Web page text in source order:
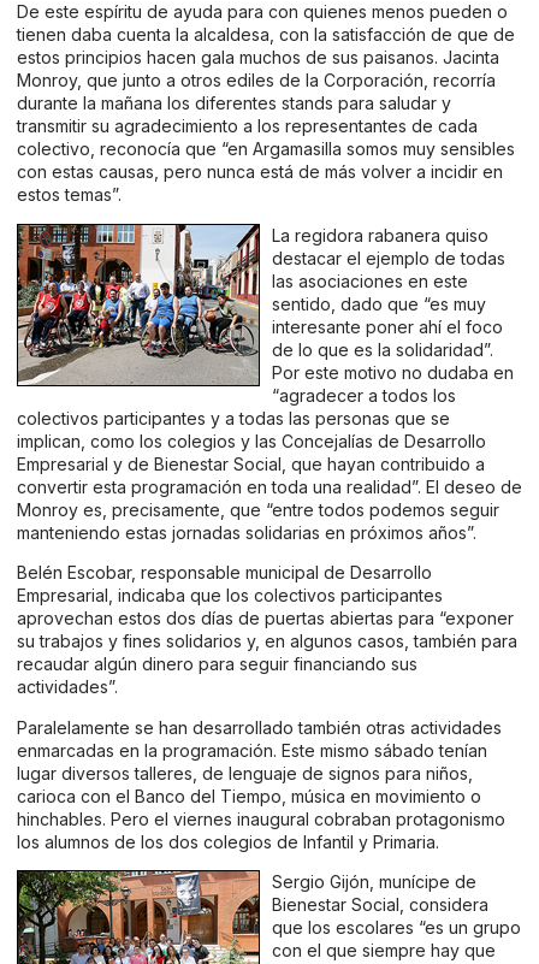
De este espíritu de ayuda para con quienes menos pueden o
tienen daba cuenta la alcaldesa, con la satisfacción de que de
estos principios hacen gala muchos de sus paisanos. Jacinta
Monroy, que junto a otros ediles de la Corporación, recorría
durante la mañana los diferentes stands para saludar y
transmitir su agradecimiento a los representantes de cada
colectivo, reconocía que “en Argamasilla somos muy sensibles
con estas causas, pero nunca está de más volver a incidir en
estos temas”.
La regidora rabanera quiso
destacar el ejemplo de todas
las asociaciones en este
sentido, dado que “es muy
interesante poner ahí el foco
de lo que es la solidaridad”.
Por este motivo no dudaba en
“agradecer a todos los
colectivos participantes y a todas las personas que se
implican, como los colegios y las Concejalías de Desarrollo
Empresarial y de Bienestar Social, que hayan contribuido a
convertir esta programación en toda una realidad”. El deseo de
Monroy es, precisamente, que “entre todos podemos seguir
manteniendo estas jornadas solidarias en próximos años”.
Belén Escobar, responsable municipal de Desarrollo
Empresarial, indicaba que los colectivos participantes
aprovechan estos dos días de puertas abiertas para “exponer
su trabajos y fines solidarios y, en algunos casos, también para
recaudar algún dinero para seguir financiando sus
actividades”.
Paralelamente se han desarrollado también otras actividades
enmarcadas en la programación. Este mismo sábado tenían
lugar diversos talleres, de lenguaje de signos para niños,
carioca con el Banco del Tiempo, música en movimiento o
hinchables. Pero el viernes inaugural cobraban protagonismo
los alumnos de los dos colegios de Infantil y Primaria.
Sergio Gijón, munícipe de
Bienestar Social, considera
que los escolares “es un grupo
con el que siempre hay que